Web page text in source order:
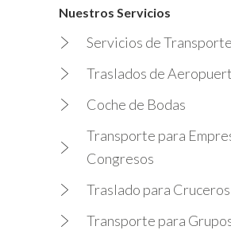
Nuestros Servicios
Servicios de Transporte
Traslados de
Coche de Bodas
Transporte para
Congresos
Traslado para Cruceros
Transporte para